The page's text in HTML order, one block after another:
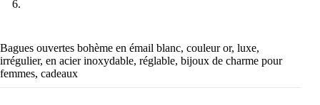
Bagues ouvertes bohème en émail blanc, couleur or, luxe,
irrégulier, en acier inoxydable, réglable, bijoux de charme pour
femmes, cadeaux